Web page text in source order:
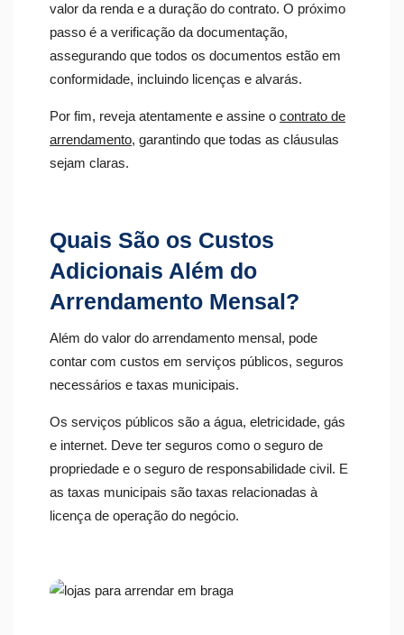
valor da renda e a duração do contrato. O próximo
passo é a verificação da documentação,
assegurando que todos os documentos estão em
conformidade, incluindo licenças e alvarás.
Por fim, reveja atentamente e assine o contrato de
arrendamento, garantindo que todas as cláusulas
sejam claras.
Quais São os Custos
Adicionais Além do
Arrendamento Mensal?
Além do valor do arrendamento mensal, pode
contar com custos em serviços públicos, seguros
necessários e taxas municipais.
Os serviços públicos são a água, eletricidade, gás
e internet. Deve ter seguros como o seguro de
propriedade e o seguro de responsabilidade civil. E
as taxas municipais são taxas relacionadas à
licença de operação do negócio.